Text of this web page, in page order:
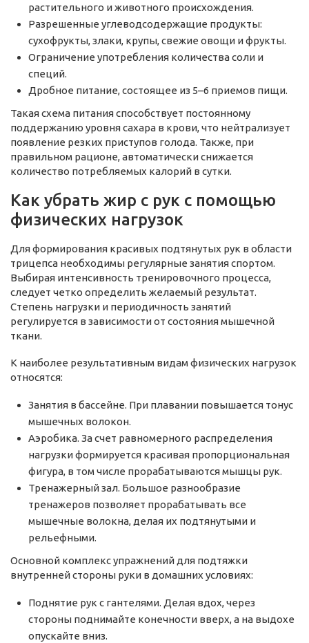
растительного и животного происхождения.
Разрешенные углеводсодержащие продукты:
сухофрукты, злаки, крупы, свежие овощи и фрукты.
Ограничение употребления количества соли и
специй.
Дробное питание, состоящее из 5–6 приемов пищи.
Такая схема питания способствует постоянному
поддержанию уровня сахара в крови, что нейтрализует
появление резких приступов голода. Также, при
правильном рационе, автоматически снижается
количество потребляемых калорий в сутки.
Как убрать жир с рук с помощью
физических нагрузок
Для формирования красивых подтянутых рук в области
трицепса необходимы регулярные занятия спортом.
Выбирая интенсивность тренировочного процесса,
следует четко определить желаемый результат.
Степень нагрузки и периодичность занятий
регулируется в зависимости от состояния мышечной
ткани.
К наиболее результативным видам физических нагрузок
относятся:
Занятия в бассейне. При плавании повышается тонус
мышечных волокон.
Аэробика. За счет равномерного распределения
нагрузки формируется красивая пропорциональная
фигура, в том числе прорабатываются мышцы рук.
Тренажерный зал. Большое разнообразие
тренажеров позволяет прорабатывать все
мышечные волокна, делая их подтянутыми и
рельефными.
Основной комплекс упражнений для подтяжки
внутренней стороны руки в домашних условиях:
Поднятие рук с гантелями. Делая вдох, через
стороны поднимайте конечности вверх, а на выдохе
опускайте вниз.